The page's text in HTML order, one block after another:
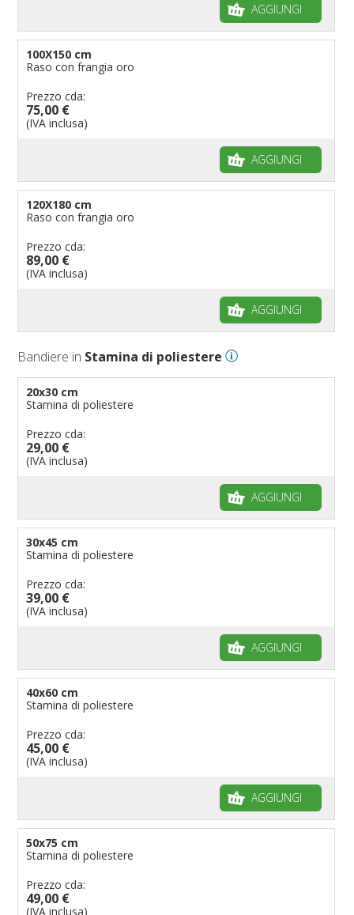
AGGIUNGI
100X150 cm
Raso con frangia oro
Prezzo cda:
75,00 €
(IVA inclusa)
AGGIUNGI
120X180 cm
Raso con frangia oro
Prezzo cda:
89,00 €
(IVA inclusa)
AGGIUNGI
Bandiere in Stamina di poliestere
20x30 cm
Stamina di poliestere
Prezzo cda:
29,00 €
(IVA inclusa)
AGGIUNGI
30x45 cm
Stamina di poliestere
Prezzo cda:
39,00 €
(IVA inclusa)
AGGIUNGI
40x60 cm
Stamina di poliestere
Prezzo cda:
45,00 €
(IVA inclusa)
AGGIUNGI
50x75 cm
Stamina di poliestere
Prezzo cda:
49,00 €
(IVA inclusa)